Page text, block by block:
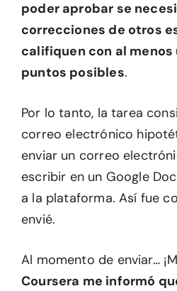
poder aprobar se
correcciones de otros
califiquen con al menos
puntos posibles.
Por lo tanto, la tarea
correo electrónico
enviar un correo
escribir en un Google
a la plataforma. Así fue
envié.
Al momento de enviar…
Coursera me informó